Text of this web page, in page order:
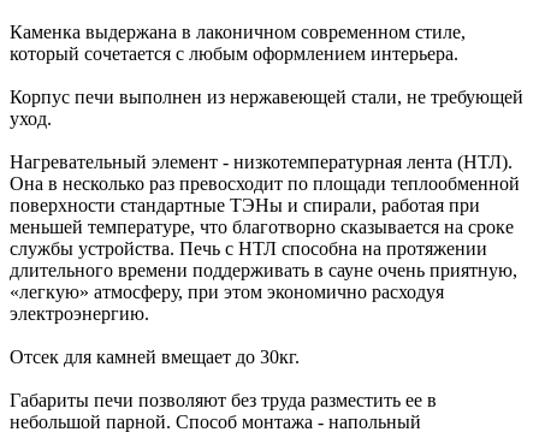
Каменка выдержана в лаконичном современном стиле,
который сочетается с любым оформлением интерьера.
Корпус печи выполнен из нержавеющей стали, не требующей
уход.
Нагревательный элемент - низкотемпературная лента (НТЛ).
Она в несколько раз превосходит по площади теплообменной
поверхности стандартные ТЭНы и спирали, работая при
меньшей температуре, что благотворно сказывается на сроке
службы устройства. Печь с НТЛ способна на протяжении
длительного времени поддерживать в сауне очень приятную,
«легкую» атмосферу, при этом экономично расходуя
электроэнергию.
Отсек для камней вмещает до 30кг.
Габариты печи позволяют без труда разместить ее в
небольшой парной. Способ монтажа - напольный